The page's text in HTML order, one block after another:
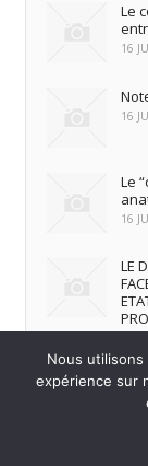
Le
16
16
Le
16
LE
Nous
expérience sur